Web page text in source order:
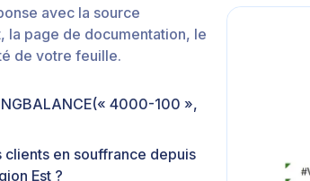
avec la source
la page de documentation, le
de votre feuille.
4000-100 »,
en souffrance depuis
Est ?